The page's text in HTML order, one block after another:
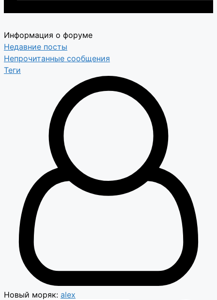
Информация о форуме
Недавние посты
Непрочитанные сообщения
Теги
Новый моряк: alex